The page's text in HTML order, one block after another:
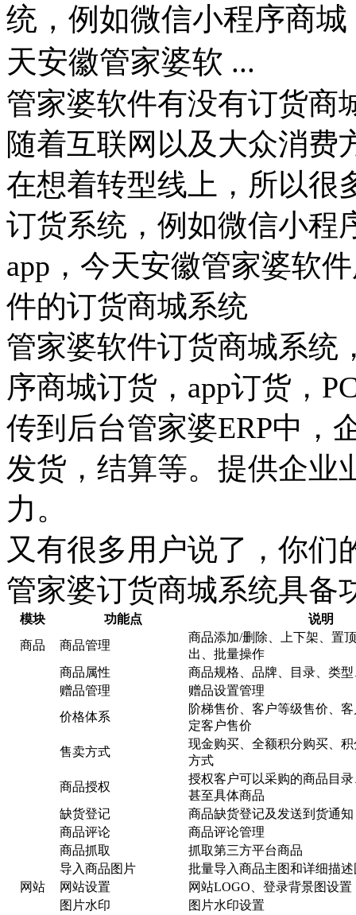
统，例如微信小程序商
天安徽管家婆软 ...
管家婆软件有没有订货商
随着互联网以及大众消费
在想着转型线上，所以很
订货系统，例如微信小程
app，今天安徽管家婆软
件的订货商城系统
管家婆软件订货商城系统
序商城订货，app订货，
传到后台管家婆ERP中，
发货，结算等。提供企业
力。
又有很多用户说了，你们
管家婆订货商城系统具备
模块 功能点
说明
商品
商品管理
商品添加/删除、上下架、置
出、批量操作
商品属性
商品规格、品牌、目录、类
赠品管理
赠品设置管理
价格体系
阶梯售价、客户等级售价、
定客户售价
售卖方式
现金购买、全额积分购买、
方式
商品授权
授权客户可以采购的商品目
甚至具体商品
缺货登记
商品缺货登记及发送到货通知
商品评论
商品评论管理
商品抓取
抓取第三方平台商品
导入商品图片
批量导入商品主图和详细描
网站
网站设置
网站LOGO、登录背景图设置
图片水印
图片水印设置